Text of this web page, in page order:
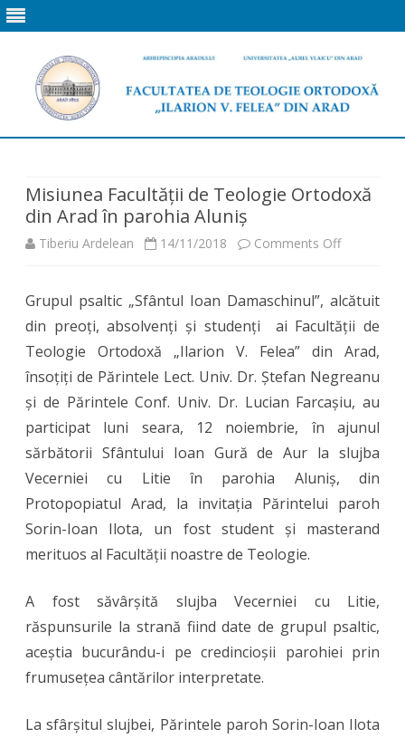
Misiunea Facultății de Teologie Ortodoxă
din Arad în parohia Aluniș
Tiberiu Ardelean 14/11/2018 Comments Offon
Facultății
de
Ortodoxă
din
Arad
parohia
Grupul psaltic „Sfântul Ioan Damaschinul”, alcătuit
din preoți, absolvenți și studenți ai Facultății de
Teologie Ortodoxă „Ilarion V. Felea” din Arad,
însoțiți de Părintele Lect. Univ. Dr. Ștefan Negreanu
și de Părintele Conf. Univ. Dr. Lucian Farcașiu, au
participat luni seara, 12 noiembrie, în ajunul
sărbătorii Sfântului Ioan Gură de Aur la slujba
Vecerniei cu Litie în parohia Aluniș, din
Protopopiatul Arad, la invitația Părintelui paroh
Sorin-Ioan Ilota, un fost student și masterand
merituos al Facultății noastre de Teologie.
A fost săvârșită slujba Vecerniei cu Litie,
răspunsurile la strană fiind date de grupul psaltic,
aceștia bucurându-i pe credincioșii parohiei prin
frumusețea cântărilor interpretate.
La sfârșitul slujbei, Părintele paroh Sorin-Ioan Ilota